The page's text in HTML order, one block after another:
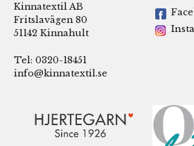
Kinnatextil AB
Fritslavägen 80
51142 Kinnahult
Tel: 0320-18451
info@kinnatextil.se